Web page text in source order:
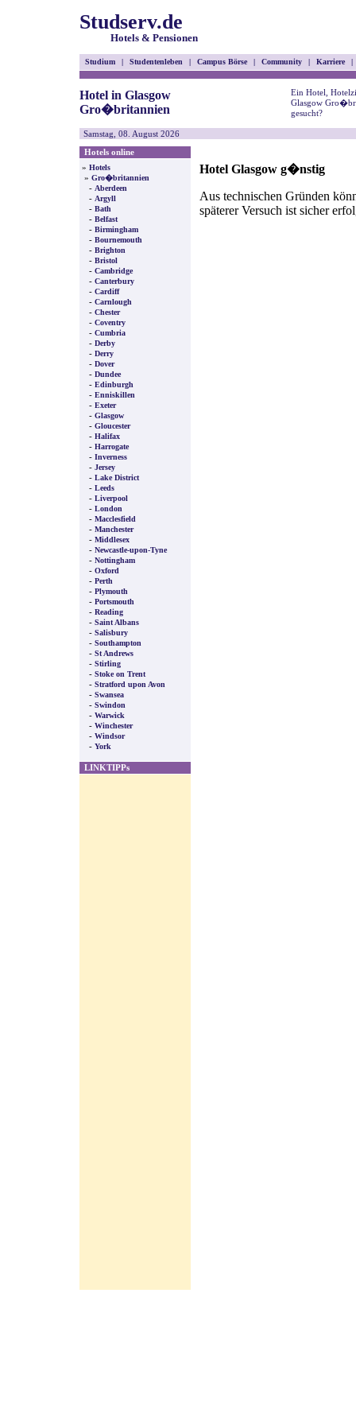
Studserv.de
Hotels & Pensionen
Studium | Studentenleben | Campus Börse | Community | Karriere |
Hotel in Glasgow
Gro�britannien
Ein Hotel,
Glasgow
gesucht?
Samstag, 08. August 2026
Hotels online
» Hotels
» Gro�britannien
- Aberdeen
- Argyll
- Bath
- Belfast
- Birmingham
- Bournemouth
- Brighton
- Bristol
- Cambridge
- Canterbury
- Cardiff
- Carnlough
- Chester
- Coventry
- Cumbria
- Derby
- Derry
- Dover
- Dundee
- Edinburgh
- Enniskillen
- Exeter
- Glasgow
- Gloucester
- Halifax
- Harrogate
- Inverness
- Jersey
- Lake District
- Leeds
- Liverpool
- London
- Macclesfield
- Manchester
- Middlesex
- Newcastle-upon-Tyne
- Nottingham
- Oxford
- Perth
- Plymouth
- Portsmouth
- Reading
- Saint Albans
- Salisbury
- Southampton
- St Andrews
- Stirling
- Stoke on Trent
- Stratford upon Avon
- Swansea
- Swindon
- Warwick
- Winchester
- Windsor
- York
LINKTIPPs
Hotel Glasgow g�nstig
Aus technischen Gründen
späterer Versuch ist sicher